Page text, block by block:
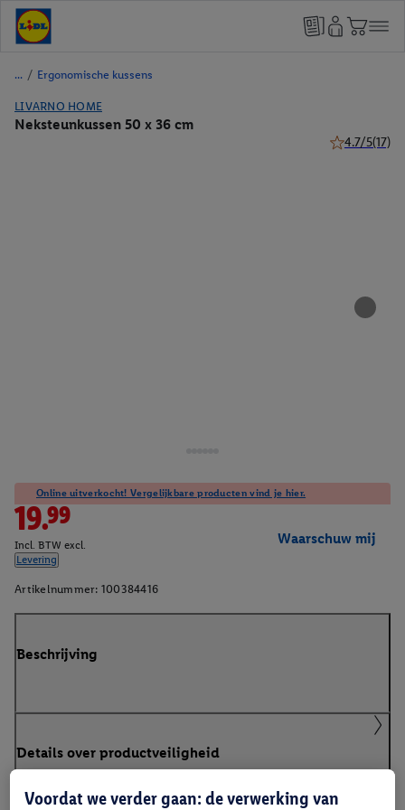
/ Ergonomische kussens
LIVARNO HOME
Neksteunkussen 50 x 36 cm
4.7/5(17)
Online uitverkocht! Vergelijkbare producten vind je hier.
19.99
Incl. BTW excl.
Levering
Waarschuw mij
Artikelnummer: 100384416
Beschrijving
Details over productveiligheid
Voordat we verder gaan: de verwerking van